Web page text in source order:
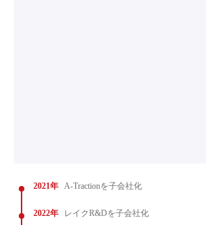
2021年 A-Tractionを子会社化
2022年 レイクR&Dを子会社化